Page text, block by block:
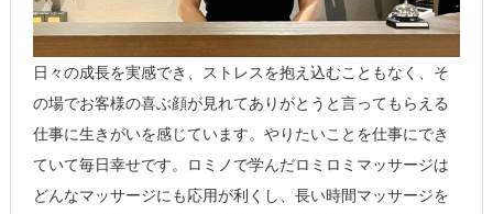
日々の成長を実感でき、ストレスを抱え込むこともなく、そ
の場でお客様の喜ぶ顔が見れてありがとうと言ってもらえる
仕事に生きがいを感じています。やりたいことを仕事にでき
ていて毎日幸せです。ロミノで学んだロミロミマッサージは
どんなマッサージにも応用が利くし、長い時間マッサージを